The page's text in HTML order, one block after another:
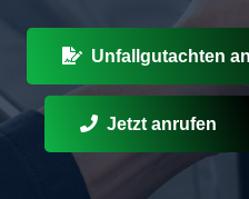
Unfallgutachten
Jetzt anrufen